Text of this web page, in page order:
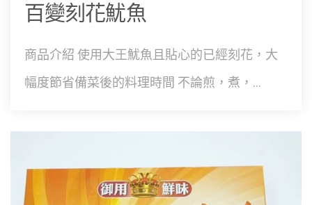
百變刻花魷魚
商品介紹 使用大王魷魚且貼心的已經刻花，大
幅度節省備菜後的料理時間 不論煎，煮，...